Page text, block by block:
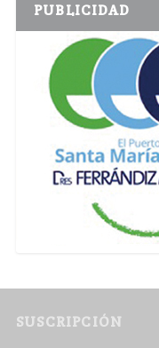
PUBLICIDAD
SUSCRIPCIÓN